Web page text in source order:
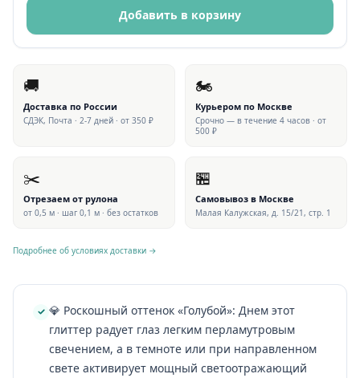
Добавить в корзину
🚚
Доставка по России
СДЭК, Почта · 2-7 дней · от 350 ₽
🏍
Курьером по Москве
Срочно — в течение 4 часов · от
500 ₽
✂️
Отрезаем от рулона
от 0,5 м · шаг 0,1 м · без остатков
🏪
Самовывоз в Москве
Малая Калужская, д. 15/21, стр. 1
Подробнее об условиях доставки →
💎 Роскошный оттенок «Голубой»: Днем этот
глиттер радует глаз легким перламутровым
свечением, а в темноте или при направленном
свете активирует мощный светоотражающий